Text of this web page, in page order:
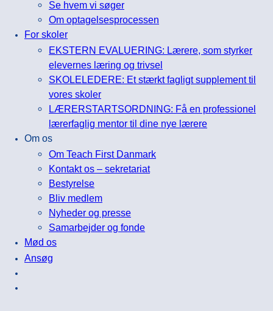
Se hvem vi søger
Om optagelsesprocessen
For skoler
EKSTERN EVALUERING: Lærere, som styrker
elevernes læring og trivsel
SKOLELEDERE: Et stærkt fagligt supplement til
vores skoler
LÆRERSTARTSORDNING: Få en professionel
lærerfaglig mentor til dine nye lærere
Om os
Om Teach First Danmark
Kontakt os – sekretariat
Bestyrelse
Bliv medlem
Nyheder og presse
Samarbejder og fonde
Mød os
Ansøg